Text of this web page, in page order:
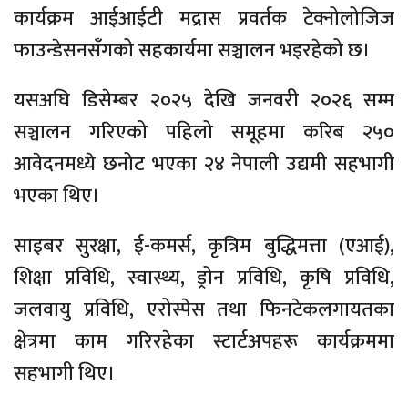
कार्यक्रम आईआईटी मद्रास प्रवर्तक टेक्नोलोजिज
फाउन्डेसनसँगको सहकार्यमा सञ्चालन भइरहेको छ।
यसअघि डिसेम्बर २०२५ देखि जनवरी २०२६ सम्म
सञ्चालन गरिएको पहिलो समूहमा करिब २५०
आवेदनमध्ये छनोट भएका २४ नेपाली उद्यमी सहभागी
भएका थिए।
साइबर सुरक्षा, ई-कमर्स, कृत्रिम बुद्धिमत्ता (एआई),
शिक्षा प्रविधि, स्वास्थ्य, ड्रोन प्रविधि, कृषि प्रविधि,
जलवायु प्रविधि, एरोस्पेस तथा फिनटेकलगायतका
क्षेत्रमा काम गरिरहेका स्टार्टअपहरू कार्यक्रममा
सहभागी थिए।